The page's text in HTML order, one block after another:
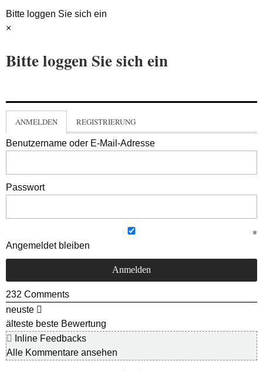
Bitte loggen Sie sich ein
×
Bitte loggen Sie sich ein
ANMELDEN REGISTRIERUNG
Benutzername oder E-Mail-Adresse
Passwort
Angemeldet bleiben
232 Comments
neuste
älteste beste Bewertung
Inline Feedbacks
Alle Kommentare ansehen